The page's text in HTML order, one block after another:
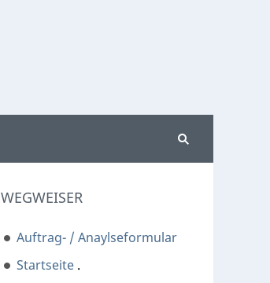
WEGWEISER
Auftrag- / Anaylseformular
Startseite .